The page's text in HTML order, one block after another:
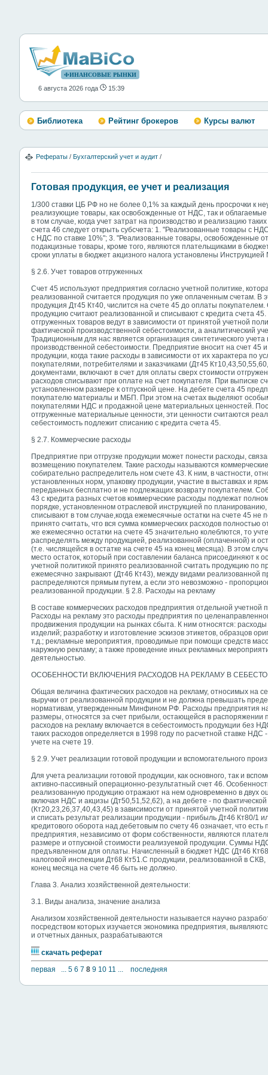
ФИНАНСОВЫЕ РЫНКИ
6 августа 2026 года 15:39
Библиотека Рейтинг брокеров Курсы валют
Рефераты / Бухгалтерский учет и аудит /
Готовая продукция, ее учет и реализация
1/300 ставки ЦБ РФ но не более 0,1% за каждый день просрочки к
реализующие товары, как освобожденные от НДС, так и
в том случае, когда учет затрат на производство и реализацию
счета 46 следует открыть субсчета: 1. "Реализованные товары с
с НДС по ставке 10%"; 3. "Реализованные товары, освобожденные
подакцизные товары, кроме того, являются плательщиками в
сроки уплаты в бюджет акцизного налога установлены
§ 2.6. Учет товаров отгруженных
Счет 45 используют предприятия согласно учетной политике,
реализованной считается продукция по уже оплаченным счетам. В
продукция Дт45 Кт40, числится на счете 45 до оплаты
продукцию считают реализованной и списывают с кредита счета 45.
отгруженных товаров ведут в зависимости от принятой учетной
фактической производственной себестоимости, а аналитический
Традиционным для нас является организация синтетического
производственной себестоимости. Предприятие вносит на счет 45
продукции, когда такие расходы в зависимости от их характера по
покупателями, потребителями и заказчиками (Дт45
документами, включают в счет для оплаты сверх стоимости
расходов списывают при оплате на счет покупателя. При выписке
установленном размере к отпускной цене. На дебете счета 45
покупателю материалы и МБП. При этом на счетах выделяют
покупателями НДС и продажной цене материальных ценностей.
отгруженные материальные ценности, эти ценности считаются
себестоимость подлежит списанию с кредита счета 45.
§ 2.7. Коммерческие расходы
Предприятие при отгрузке продукции может понести расходы,
возмещению покупателем. Такие расходы называются
собирательно распределитель ном счете 43. К ним, в частности,
установленных норм, упаковку продукции, участие в выставках и
переданных бесплатно и не подлежащих возврату покупателем.
43 с кредита разных счетов коммерческие расходы подлежат
порядке, установленном отраслевой инструкцией по
списывают в том случае,когда ежемесячные остатки на счете 45 не
принято считать, что вся сумма коммерческих расходов полностью
же ежемесячно остатки на счете 45 значительно колеблются, то
распределять между продукцией, реализованной (оплаченной) и
(т.е. числящейся в остатке на счете 45 на конец месяца). В этом
место остаток, который при составлении баланса присоединяют к
учетной политикой принято реализованной считать продукцию по
ежемесячно закрывают (Дт46 Кт43), между видами реализованной
распределяются прямым путем, а если это невозможно -
реализованной продукции. § 2.8. Расходы на рекламу
В составе коммерческих расходов предприятия отдельной
Расходы на рекламу это расходы предприятия по
продвижения продукции на рынках сбыта. К ним относятся:
изделий; разработку и изготовление эскизов этикетов, образцов
т.д.; рекламные мероприятия, проводимые при помощи средств
наружную рекламу; а также проведение иных рекламных
деятельностью.
ОСОБЕННОСТИ ВКЛЮЧЕНИЯ РАСХОДОВ НА РЕКЛАМУ В
Общая величина фактических расходов на рекламу, относимых на
выручки от реализованной продукции и не должна превышать
нормативам, утвержденным Минфином РФ. Расходы предприятия
размеры, относятся за счет прибыли, остающейся в распоряжении
расходов на рекламу включается в себестоимость продукции
таких расходов определяется в 1998 году по расчетной ставке
учете на счете 19.
§ 2.9. Учет реализации готовой продукции и вспомогательного
Для учета реализации готовой продукции, как основного, так и
активно-пассивный операционно-результатный счет 46.
реализованную продукцию отражают на нем одновременно в двух
включая НДС и акцизы (Дт50,51,52,62), а на дебете - по
(Кт20,23,26,37,40,43,45) в зависимости от принятой учетной
и списать результат реализации продукции - прибыль Дт46 Кт80/1
кредитового оборота над дебетовым по счету 46 означает, что
предприятия, независимо от форм собственности, являются
размере и отпускной стоимости реализуемой продукции. Суммы
предъявленном для оплаты. Начисленный в бюджет НДС (Дт46
налоговой инспекции Дт68 Кт51.С продукции, реализованной в
конец месяца на счете 46 быть не должно.
Глава 3. Анализ хозяйственной деятельности:
3.1. Виды анализа, значение анализа
Анализом хозяйственной деятельности называется научно
посредством которых изучается экономика предприятия,
и отчетных данных, разрабатываются
скачать реферат
первая
... 5 6 7 8 9 10 11 ... последняя